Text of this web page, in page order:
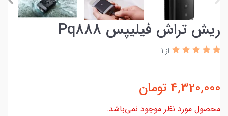
ریش تراش فیلیپس Pq888
از 1
4,320,000 تومان
محصول مورد نظر موجود نمی‌باشد.